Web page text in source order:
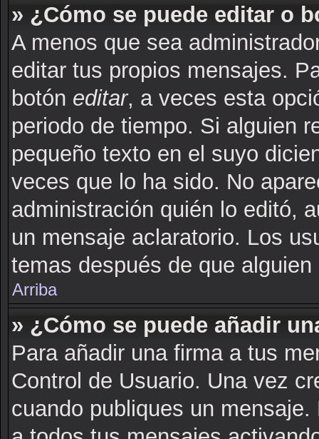
» ¿Cómo se puede editar o
A menos que sea
editar tus propios mensajes.
botón editar, a veces esta
periodo de tiempo. Si alguien
pequeño texto en el suyo
veces que lo ha sido. No
administración quién lo editó,
un mensaje aclaratorio. Los
temas después de que
Arriba
» ¿Cómo se puede añadir
Para añadir una firma a tus
Control de Usuario. Una vez
cuando publiques un